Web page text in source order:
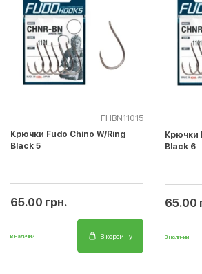
FHBN11015
Крючки Fudo Chino W/Ring
Black 5
65.00 грн.
В наличии В корзину
Крючки
Black 6
65.00
В наличии